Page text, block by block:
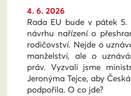
4. 6. 2026
Rada EU bude v pátek
návrhu nařízení o
rodičovství. Nejde o
manželství, ale o
práv. Vyzvali jsme
Jeronýma Tejce, aby
podpořila. O co jde?